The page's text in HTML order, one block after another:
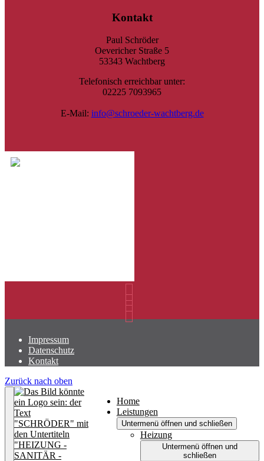
Kontakt
Paul Schröder
Oevericher Straße 5
53343 Wachtberg
Telefonisch erreichbar unter:
02225 7093965
E-Mail: info@schroeder-wachtberg.de
Impressum
Datenschutz
Kontakt
Zurück nach oben
Home
Leistungen
Untermenü öffnen und schließen
Heizung
Untermenü öffnen und
schließen